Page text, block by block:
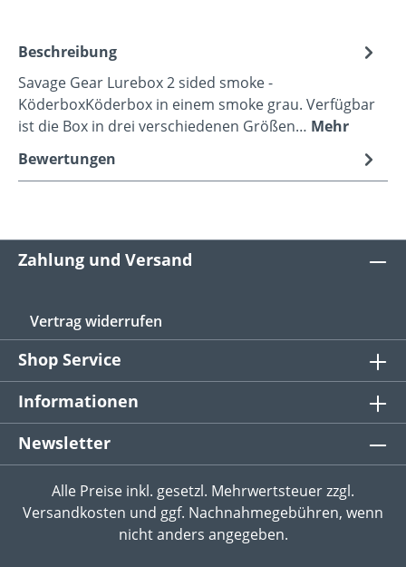
Beschreibung
Savage Gear Lurebox 2 sided smoke -
KöderboxKöderbox in einem smoke grau. Verfügbar
ist die Box in drei verschiedenen Größen… Mehr
Bewertungen
Zahlung und Versand
Vertrag widerrufen
Shop Service
Informationen
Newsletter
Alle Preise inkl. gesetzl. Mehrwertsteuer zzgl.
Versandkosten und ggf. Nachnahmegebühren, wenn
nicht anders angegeben.